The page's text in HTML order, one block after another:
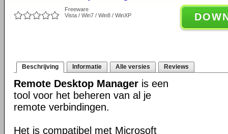
Freeware
Vista / Win7 / Win8 / WinXP
Beschrijving Informatie Alle versies Reviews
Remote Desktop Manager is een
tool voor het beheren van al je
remote verbindingen.
Het is compatibel met Microsoft